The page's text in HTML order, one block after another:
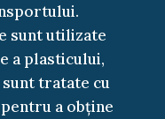
sunt utilizate
a plasticului,
tratate cu
a obține